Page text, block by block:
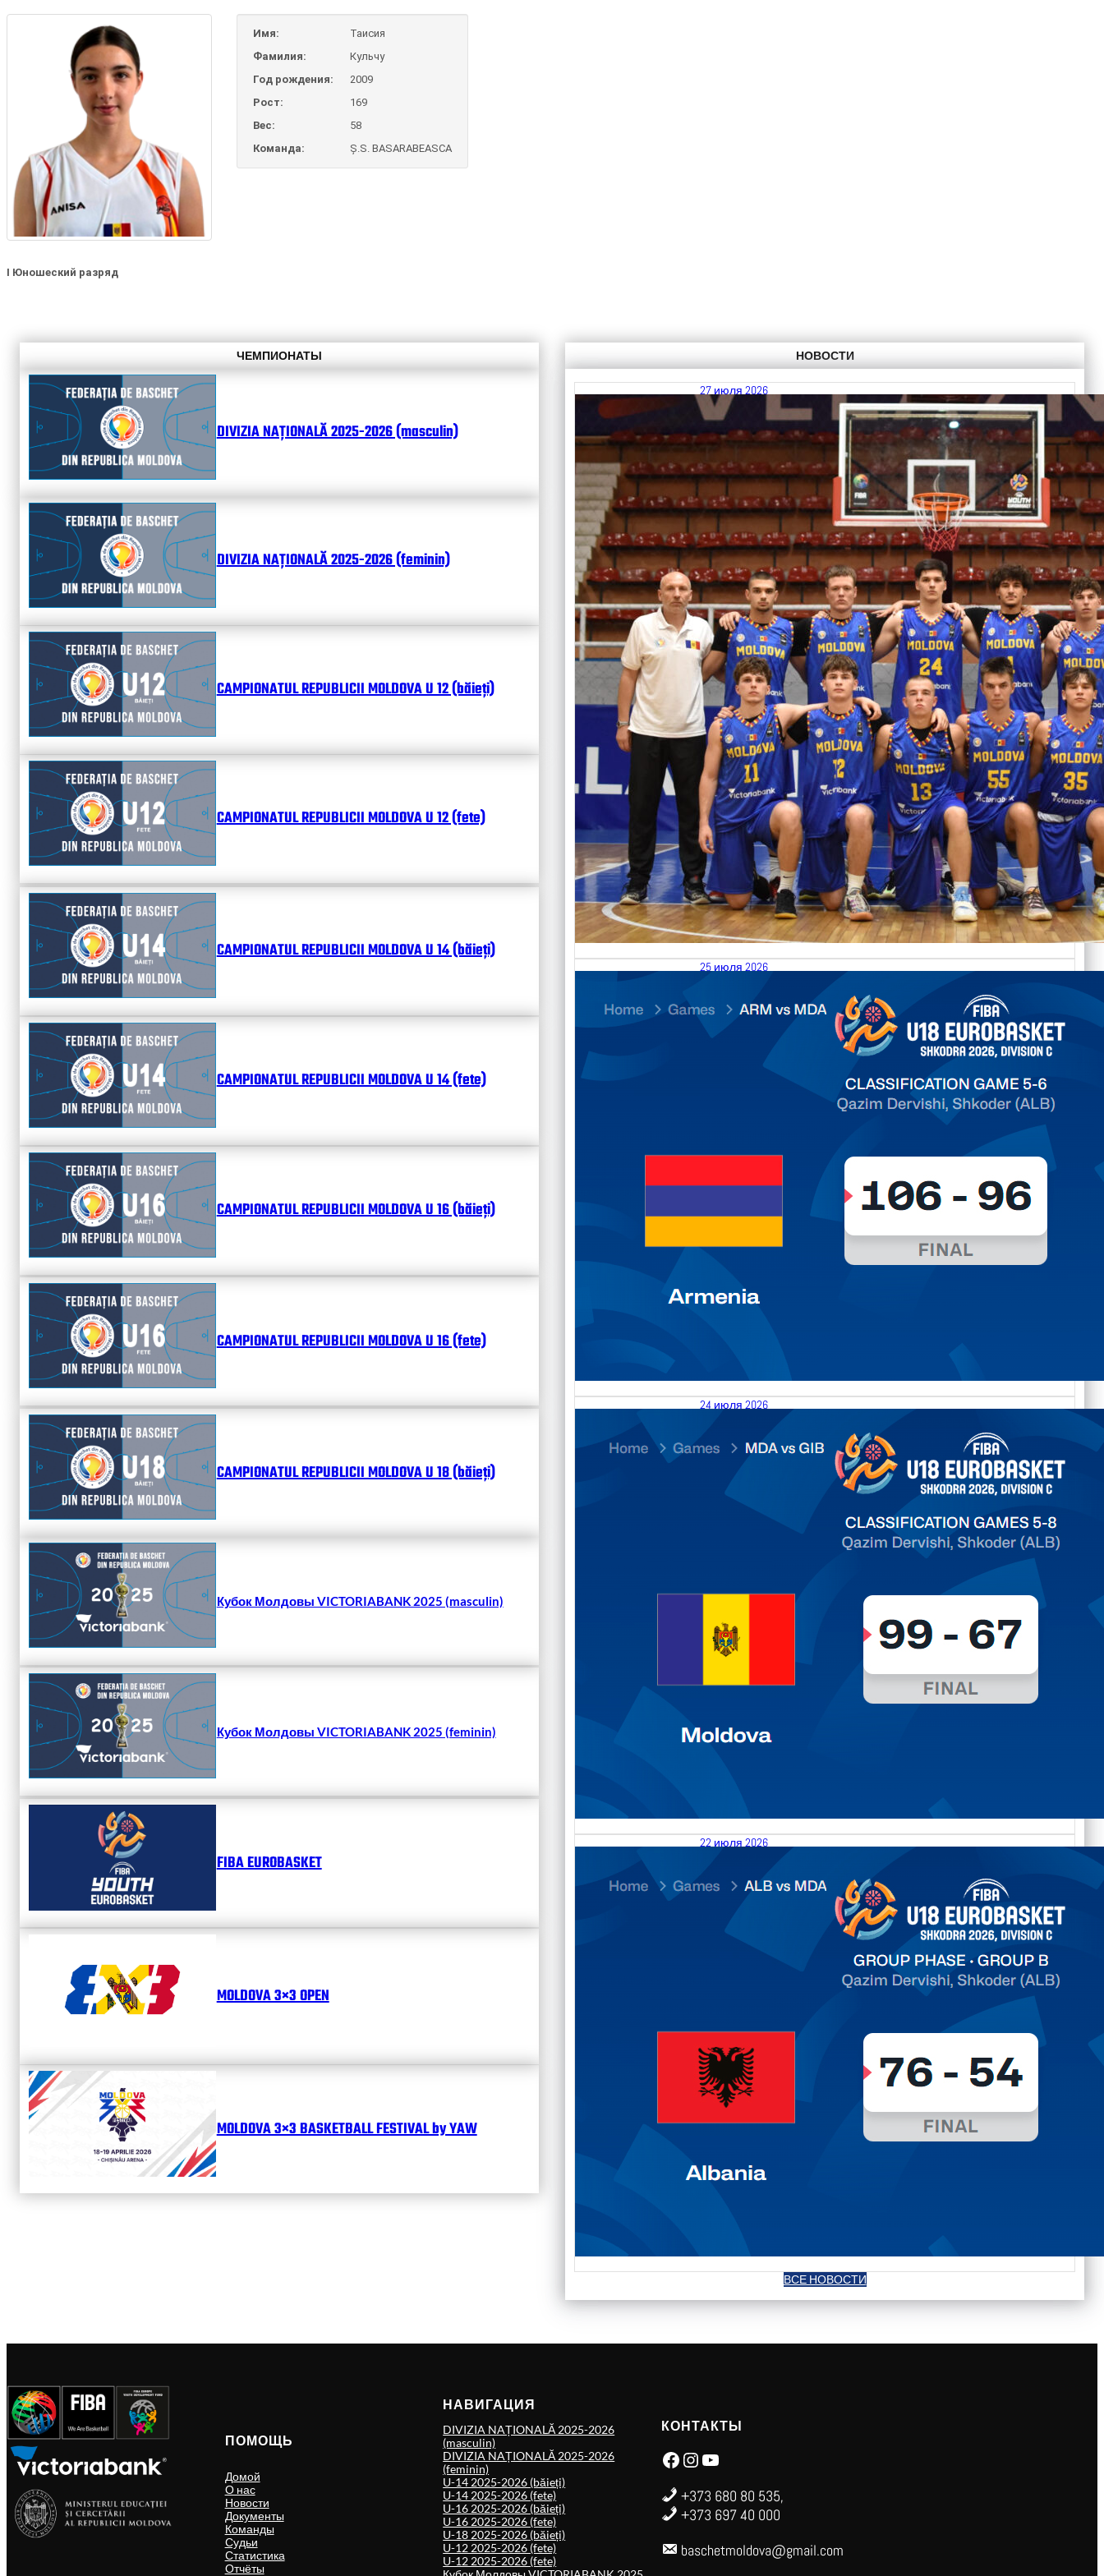
Имя:
Таисия
Фамилия:
Кульчу
Год рождения:
2009
Рост:
169
Вес:
58
Команда:
Ș.S. BASARABEASCA
I Юношеский разряд
ЧЕМПИОНАТЫ
DIVIZIA NAȚIONALĂ 2025-2026 (masculin)
DIVIZIA NAȚIONALĂ 2025-2026 (feminin)
CAMPIONATUL REPUBLICII MOLDOVA U 12 (băieți)
CAMPIONATUL REPUBLICII MOLDOVA U 12 (fete)
CAMPIONATUL REPUBLICII MOLDOVA U 14 (băieți)
CAMPIONATUL REPUBLICII MOLDOVA U 14 (fete)
CAMPIONATUL REPUBLICII MOLDOVA U 16 (băieți)
CAMPIONATUL REPUBLICII MOLDOVA U 16 (fete)
CAMPIONATUL REPUBLICII MOLDOVA U 18 (băieți)
Кубок Молдовы VICTORIABANK 2025 (masculin)
Кубок Молдовы VICTORIABANK 2025 (feminin)
FIBA EUROBASKET
MOLDOVA 3×3 OPEN
MOLDOVA 3×3 BASKETBALL FESTIVAL by YAW
НОВОСТИ
27 июля 2026
Итоги FIBA U18 EuroBasket 2026, Division C
КалендарьТаблица Выберите Обзор Статистика Матч сыгран 0
Читать далее
25 июля 2026
26.07.2026 Armenia vs Moldova FIBA U18 EuroBasket 2026,
Division C
КалендарьТаблица Выберите Обзор Статистика Матч сыгран 0
Читать далее
24 июля 2026
25.07.2026 Moldova vs Gibraltar FIBA U18 EuroBasket 2026,
Division C
КалендарьТаблица Выберите Обзор Статистика Матч сыгран 0
Читать далее
22 июля 2026
23.07.2026 Albania vs Moldova FIBA U18 EuroBasket 2026,
Division C
КалендарьТаблица Выберите Обзор Статистика Матч сыгран 0
Читать далее
ВСЕ НОВОСТИ
ПОМОЩЬ
Домой
О нас
Новости
Документы
Команды
Судьи
Статистика
Отчёты
НАВИГАЦИЯ
DIVIZIA NAȚIONALĂ 2025-2026
(masculin)
DIVIZIA NAȚIONALĂ 2025-2026
(feminin)
U-14 2025-2026 (băieți)
U-14 2025-2026 (fete)
U-16 2025-2026 (băieți)
U-16 2025-2026 (fete)
U-18 2025-2026 (băieți)
U-12 2025-2026 (fete)
U-12 2025-2026 (fete)
КОНТАКТЫ
Facebook Instagram YouTube
+373 680 80 535,
+373 697 40 000
baschetmoldova@gmail.com